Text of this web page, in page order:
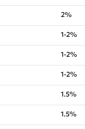
2%
1-2%
1-2%
1-2%
1.5%
1.5%